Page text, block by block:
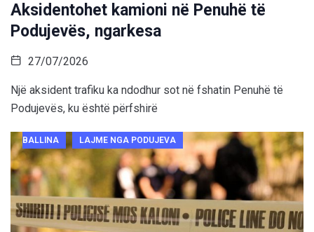
Aksidentohet kamioni në Penuhë të
Podujevës, ngarkesa
27/07/2026
Një aksident trafiku ka ndodhur sot në fshatin Penuhë të
Podujevës, ku është përfshirë
BALLINA LAJME NGA PODUJEVA